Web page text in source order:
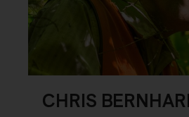
CHRIS